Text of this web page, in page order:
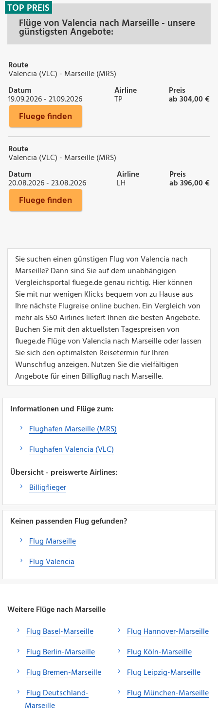
Flüge von Valencia nach Marseille - unsere
günstigsten Angebote:
TOP PREIS
Route
Valencia (VLC) - Marseille (MRS)
Datum
19.09.2026 - 21.09.2026
Airline
TP
Preis
ab 304,00 €
Fluege finden
Route
Valencia (VLC) - Marseille (MRS)
Datum
20.08.2026 - 23.08.2026
Airline
LH
Preis
ab 396,00 €
Fluege finden
Sie suchen einen günstigen Flug von Valencia nach
Marseille? Dann sind Sie auf dem unabhängigen
Vergleichsportal fluege.de genau richtig. Hier können
Sie mit nur wenigen Klicks bequem von zu Hause aus
Ihre nächste Flugreise online buchen. Ein Vergleich von
mehr als 550 Airlines liefert Ihnen die besten Angebote.
Buchen Sie mit den aktuellsten Tagespreisen von
fluege.de Flüge von Valencia nach Marseille oder lassen
Sie sich den optimalsten Reisetermin für Ihren
Wunschflug anzeigen. Nutzen Sie die vielfältigen
Angebote für einen Billigflug nach Marseille.
Informationen und Flüge zum:
Flughafen Marseille (MRS)
Flughafen Valencia (VLC)
Übersicht - preiswerte Airlines:
Billigflieger
Keinen passenden Flug gefunden?
Flug Marseille
Flug Valencia
Weitere Flüge nach Marseille
Flug Basel-Marseille
Flug Berlin-Marseille
Flug Bremen-Marseille
Flug Deutschland-
Marseille
Flug Hannover-Marseille
Flug Köln-Marseille
Flug Leipzig-Marseille
Flug München-Marseille